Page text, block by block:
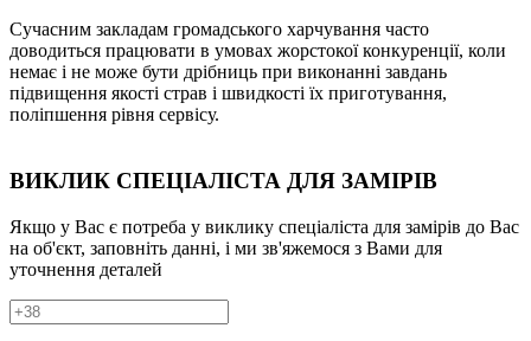
Сучасним закладам громадського харчування часто
доводиться працювати в умовах жорстокої конкуренції, коли
немає і не може бути дрібниць при виконанні завдань
підвищення якості страв і швидкості їх приготування,
поліпшення рівня сервісу.
ВИКЛИК СПЕЦІАЛІСТА ДЛЯ ЗАМІРІВ
Якщо у Вас є потреба у виклику спеціаліста для замірів до Вас
на об'єкт, заповніть данні, і ми зв'яжемося з Вами для
уточнення деталей